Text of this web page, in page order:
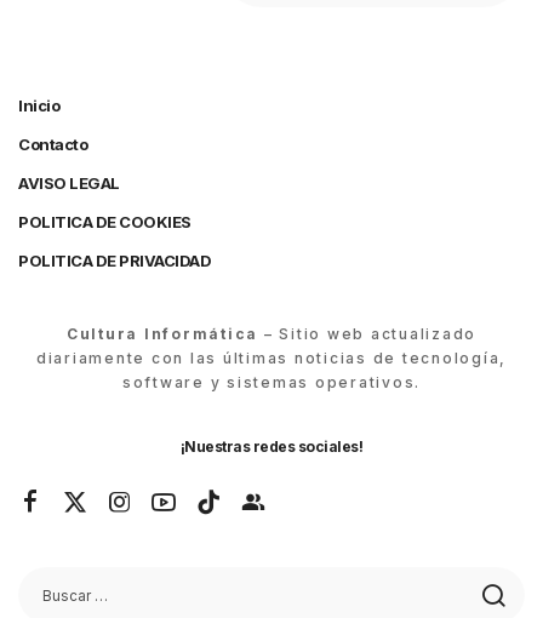
Inicio
Contacto
AVISO LEGAL
POLITICA DE COOKIES
POLITICA DE PRIVACIDAD
Cultura Informática – Sitio web actualizado
diariamente con las últimas noticias de tecnología,
software y sistemas operativos.
¡Nuestras redes sociales!